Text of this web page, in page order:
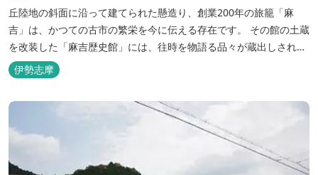
丘陸地の斜面に沿って建てられた懸造り、創業200年の旅籠「麻
吉」は、かつての古市の繁栄を今に伝える存在です。 その館の土蔵
を改装した「麻吉歴史館」には、往時を物語る品々が蔵出しされ、
お伊勢参り華やかなりし頃へとお誘い致します。
伊勢志摩